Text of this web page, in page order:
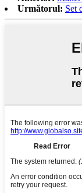
Următorul: Set